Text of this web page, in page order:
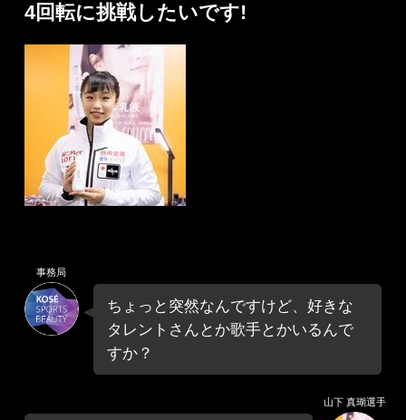
4回転に挑戦したいです!
事務局
ちょっと突然なんですけど、好きな
タレントさんとか歌手とかいるんで
すか？
山下 真瑚選手